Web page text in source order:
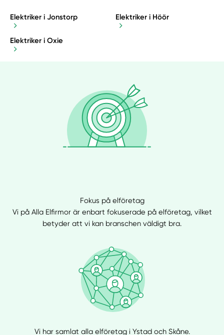
Elektriker i Jonstorp Elektriker i Höör
Elektriker i Oxie
Fokus på elföretag
Vi på Alla Elfirmor är enbart fokuserade på elföretag, vilket
betyder att vi kan branschen väldigt bra.
Vi har samlat alla elföretag i Ystad och Skåne.